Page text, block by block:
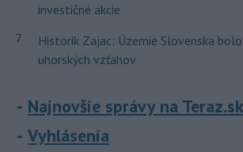
investičné akcie
7
Historik Zajac: Územie Slovenska
uhorských vzťahov
Najnovšie správy na Teraz.sk
Vyhlásenia